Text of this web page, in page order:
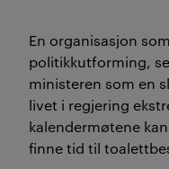
En organisasjon
politikkutforming,
ministeren som en
livet i regjering
kalendermøtene
finne tid til